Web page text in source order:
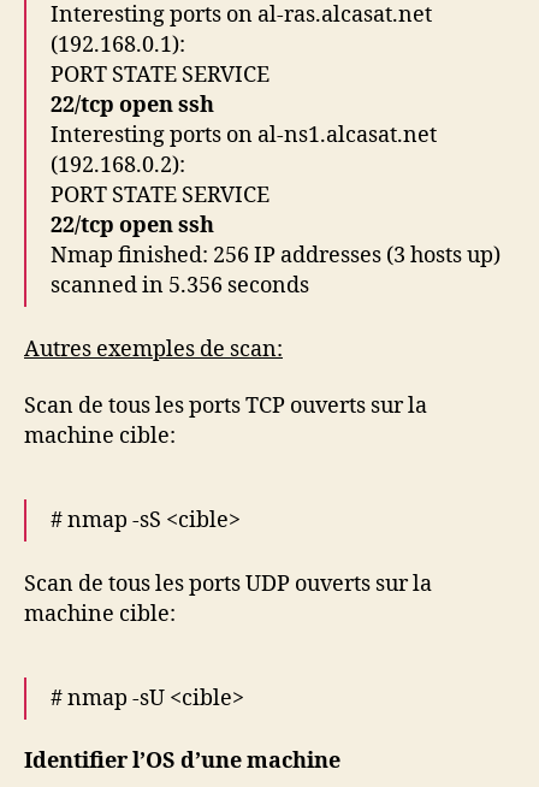
Interesting ports on al-ras.alcasat.net
(192.168.0.1):
PORT STATE SERVICE
22/tcp open ssh
Interesting ports on al-ns1.alcasat.net
(192.168.0.2):
PORT STATE SERVICE
22/tcp open ssh
Nmap finished: 256 IP addresses (3 hosts up)
scanned in 5.356 seconds
Autres exemples de scan:
Scan de tous les ports TCP ouverts sur la
machine cible:
# nmap -sS <cible>
Scan de tous les ports UDP ouverts sur la
machine cible:
# nmap -sU <cible>
Identifier l’OS d’une machine